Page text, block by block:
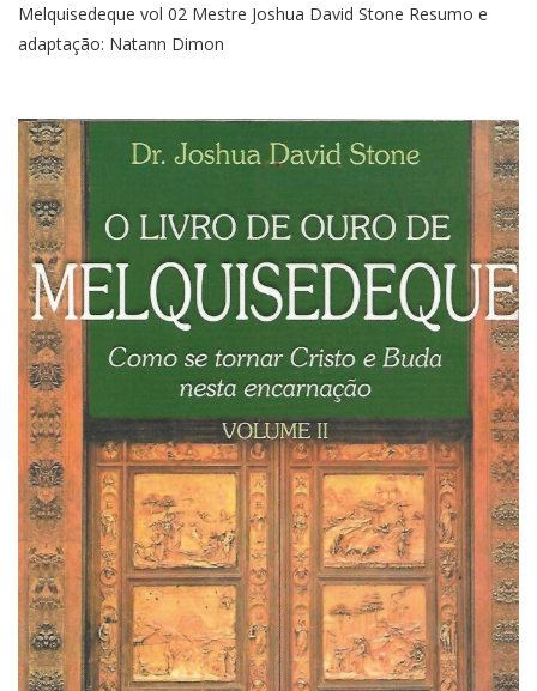
Melquisedeque vol 02 Mestre Joshua David Stone Resumo e
adaptação: Natann Dimon